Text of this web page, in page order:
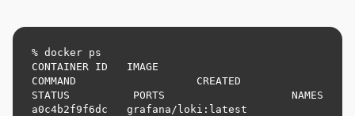
% docker ps
CONTAINER ID   IMAGE
COMMAND                   CREATED
STATUS          PORTS                    NAMES
a0c4b2f9f6dc   grafana/loki:latest